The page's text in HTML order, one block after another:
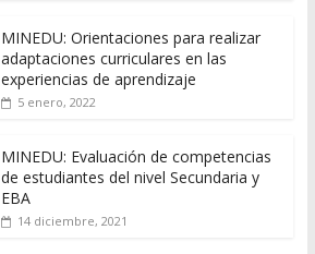
MINEDU: Orientaciones para realizar
adaptaciones curriculares en las
experiencias de aprendizaje
5 enero, 2022
MINEDU: Evaluación de competencias
de estudiantes del nivel Secundaria y
EBA
14 diciembre, 2021